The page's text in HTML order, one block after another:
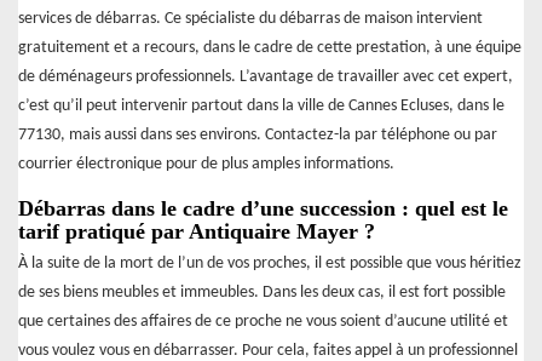
services de débarras. Ce spécialiste du débarras de maison intervient
gratuitement et a recours, dans le cadre de cette prestation, à une équipe
de déménageurs professionnels. L’avantage de travailler avec cet expert,
c’est qu’il peut intervenir partout dans la ville de Cannes Ecluses, dans le
77130, mais aussi dans ses environs. Contactez-la par téléphone ou par
courrier électronique pour de plus amples informations.
Débarras dans le cadre d’une succession : quel est le
tarif pratiqué par Antiquaire Mayer ?
À la suite de la mort de l’un de vos proches, il est possible que vous héritiez
de ses biens meubles et immeubles. Dans les deux cas, il est fort possible
que certaines des affaires de ce proche ne vous soient d’aucune utilité et
vous voulez vous en débarrasser. Pour cela, faites appel à un professionnel